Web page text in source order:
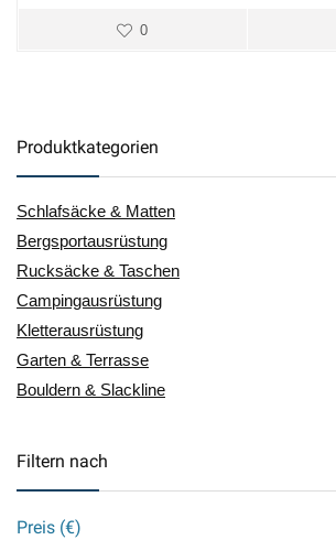
0
Produktkategorien
Schlafsäcke & Matten
Bergsportausrüstung
Rucksäcke & Taschen
Campingausrüstung
Kletterausrüstung
Garten & Terrasse
Bouldern & Slackline
Filtern nach
Preis (€)